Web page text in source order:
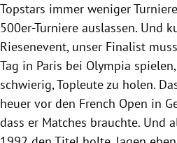
Topstars immer weniger
500er-Turniere auslassen. Und
Riesenevent, unser Finalist
Tag in Paris bei Olympia
schwierig, Topleute zu holen.
heuer vor den French Open in
dass er Matches brauchte. Und